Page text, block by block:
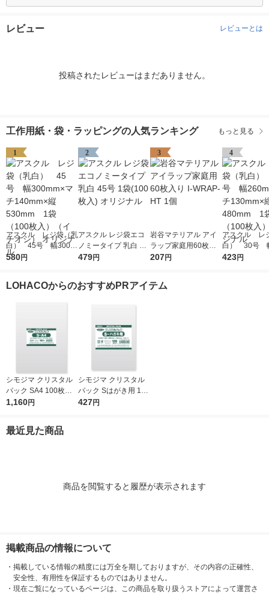
レビュー レビューとは
投稿されたレビューはまだありません。
工作用紙・袋・ラッピングの人気ランキング もっと見る
1
アスクル レジ袋（乳
白） 45号 幅300m
m×マチ140mm×縦53
リジナル
580円
2
アスクル レジ袋エコ
ノミータイプ 乳白 45
号 1袋(100枚入) オリ
479円
3
岩谷マテリアル アイ
ラップ家庭用60枚入
り I-WRAP-HT 1個
207円
4
アスクル レ
白） 30号
m×マチ
423円
LOHACOからのおすすめPRアイテム
シモジマ クリスタル
パック SA4 100枚入 6
739200 1袋(100枚入)
1,160円
シモジマ クリスタル
パック Sはがき用 100
枚入 6751700 1袋(10
427円
最近見た商品
商品を閲覧すると履歴が表示されます
掲載商品の情報について
・ 掲載している情報の精度には万全を期しておりますが、その内容の正確性、
安全性、有用性を保証するものではありません。
・ 現在ご覧になっているページは、この商品を取り扱うストアによって運営さ